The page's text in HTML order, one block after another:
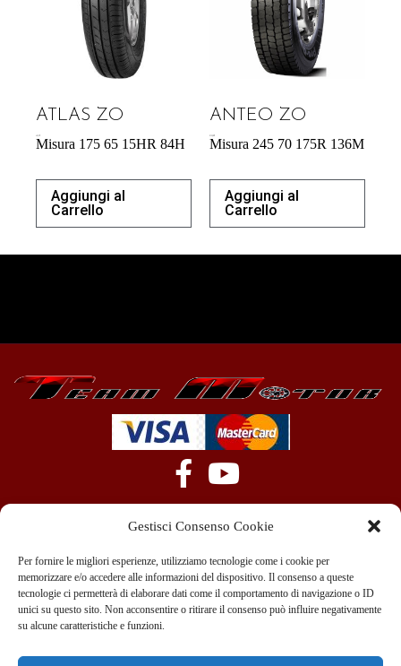
Gestisci Consenso Cookie
Per fornire le migliori esperienze, utilizziamo tecnologie come i cookie per
memorizzare e/o accedere alle informazioni del dispositivo. Il consenso a queste
tecnologie ci permetterà di elaborare dati come il comportamento di navigazione o ID
unici su questo sito. Non acconsentire o ritirare il consenso può influire negativamente
su alcune caratteristiche e funzioni.
ATLAS ZO
Misura 175 65 15HR 84H
Aggiungi al
Carrello
ANTEO ZO
Misura 245 70 175R 136M
Aggiungi al
Carrello
+39 351 970 89 33
info@teammotor.it